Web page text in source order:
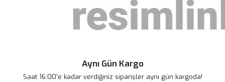
175,00 TL
Aynı Gün Kargo
Saat 16:00'e kadar verdiğiniz siparişler aynı gün kargoda!